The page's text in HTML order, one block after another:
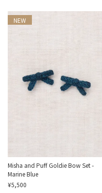
NEW
Misha and Puff Goldie Bow Set -
Marine Blue
¥5,500